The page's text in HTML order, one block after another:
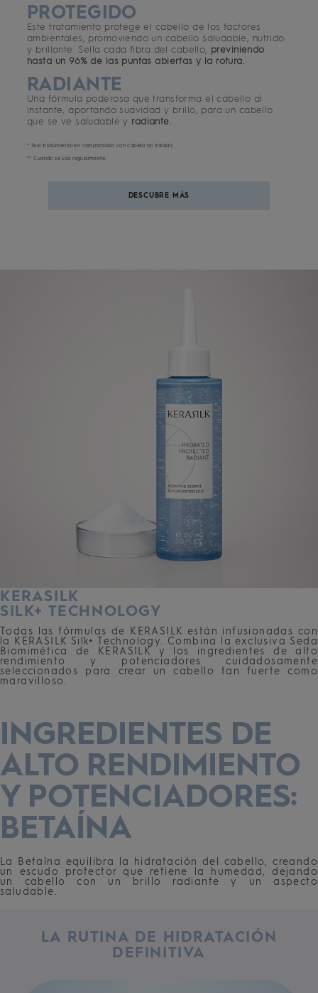
PROTEGIDO
Este tratamiento protege el cabello de los factores
ambientales, promoviendo un cabello saludable, nutrido
y brillante. Sella cada fibra del cabello, previniendo
hasta un 96% de las puntas abiertas y la rotura.
RADIANTE
Una fórmula poderosa que transforma el cabello al
instante, aportando suavidad y brillo, para un cabello
que se ve saludable y radiante.
* Test instrumental en comparación con cabello no tratado.
** Cuando se usa regularmente.
DESCUBRE MÁS
KERASILK
SILK+ TECHNOLOGY
Todas las fórmulas de KERASILK están infusionadas con
la KERASILK Silk+ Technology. Combina la exclusiva Seda
Biomimética de KERASILK y los ingredientes de alto
rendimiento y potenciadores cuidadosamente
seleccionados para crear un cabello tan fuerte como
maravilloso.
INGREDIENTES DE
ALTO RENDIMIENTO
Y POTENCIADORES:
BETAÍNA
La Betaína equilibra la hidratación del cabello, creando
un escudo protector que retiene la humedad, dejando
un cabello con un brillo radiante y un aspecto
saludable.
LA RUTINA DE HIDRATACIÓN
DEFINITIVA